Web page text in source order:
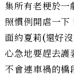
集所有老梗於一
照慣例開虐一下
面約夏莉(還好
心急地要趕去護
不會連車禍的橋